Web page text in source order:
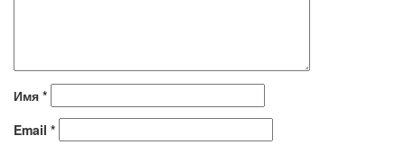
Имя *
Email *